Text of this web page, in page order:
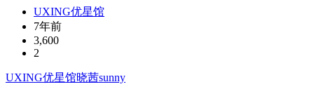
UXING优星馆
7年前
3,600
2
UXING优星馆晓茜sunny